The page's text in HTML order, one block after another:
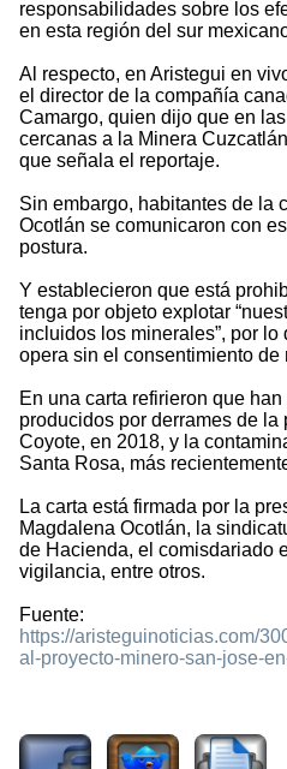
responsabilidades sobre los
en esta región del sur
Al respecto, en Aristegui en
el director de la compañía
Camargo, quien dijo que en
cercanas a la Minera
que señala el reportaje.
Sin embargo, habitantes de la
Ocotlán se comunicaron con
postura.
Y establecieron que está
tenga por objeto explotar
incluidos los minerales”, por lo
opera sin el consentimiento de
En una carta refirieron que
producidos por derrames de la
Coyote, en 2018, y la
Santa Rosa, más
La carta está firmada por la
Magdalena Ocotlán, la
de Hacienda, el comisdariado
vigilancia, entre otros.
Fuente:
https://aristeguinoticias.com/
al-proyecto-minero-san-jose-